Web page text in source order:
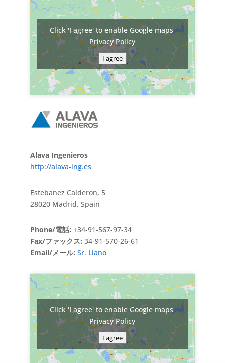
Click 'I agree' to enable Google maps
Privacy Policy
I agree
Alava Ingenieros
http://alava-ing.es
Estebanez Calderon, 5
28020 Madrid, Spain
Phone/電話: +34-91-567-97-34
Fax/ファックス: 34-91-570-26-61
Email/メール: Sr. Liano
Click 'I agree' to enable Google maps
Privacy Policy
I agree